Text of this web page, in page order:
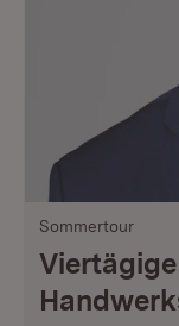
Sommertour
Viertägige